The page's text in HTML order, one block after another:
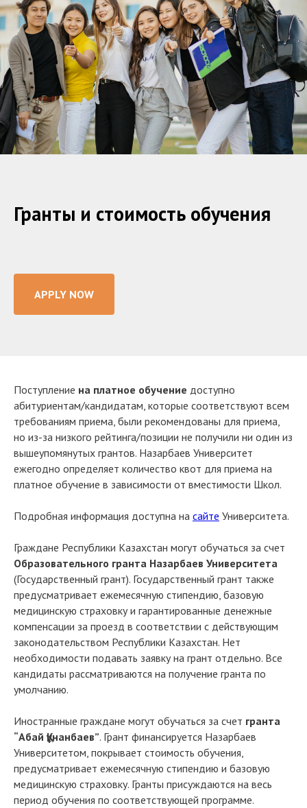
Гранты и стоимость обучения
APPLY NOW
Поступление на платное обучение доступно
абитуриентам/кандидатам, которые соответствуют всем
требованиям приема, были рекомендованы для приема,
но из-за низкого рейтинга/позиции не получили ни один из
вышеупомянутых грантов. Назарбаев Университет
ежегодно определяет количество квот для приема на
платное обучение в зависимости от вместимости Школ.
Подробная информация доступна на сайте Университета.
Граждане Республики Казахстан могут обучаться за счет
Образовательного гранта Назарбаев Университета
(Государственный грант). Государственный грант также
предусматривает ежемесячную стипендию, базовую
медицинскую страховку и гарантированные денежные
компенсации за проезд в соответствии с действующим
законодательством Республики Казахстан. Нет
необходимости подавать заявку на грант отдельно. Все
кандидаты рассматриваются на получение гранта по
умолчанию.
Иностранные граждане могут обучаться за счет гранта
“Абай Құнанбаев”. Грант финансируется Назарбаев
Университетом, покрывает стоимость обучения,
предусматривает ежемесячную стипендию и базовую
медицинскую страховку. Гранты присуждаются на весь
период обучения по соответствующей программе.